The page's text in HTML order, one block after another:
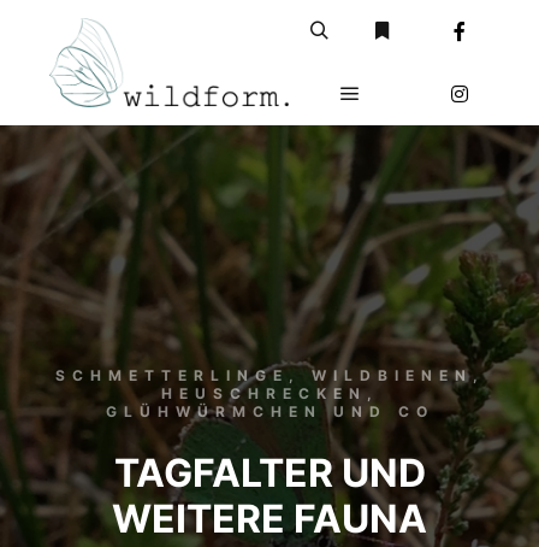
Hauptmenü
SCHMETTERLINGE, WILDBIENEN,
HEUSCHRECKEN,
GLÜHWÜRMCHEN UND CO
TAGFALTER UND
WEITERE FAUNA